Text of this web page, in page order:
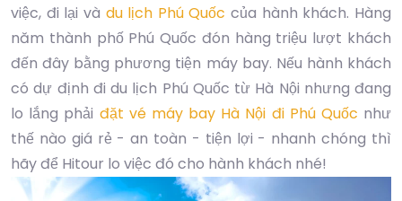
việc, đi lại và du lịch Phú Quốc của hành khách. Hàng
năm thành phố Phú Quốc đón hàng triệu lượt khách
đến đây bằng phương tiện máy bay. Nếu hành khách
có dự định đi du lịch Phú Quốc từ Hà Nội nhưng đang
lo lắng phải đặt vé máy bay Hà Nội đi Phú Quốc như
thế nào giá rẻ - an toàn - tiện lợi - nhanh chóng thì
hãy để Hitour lo việc đó cho hành khách nhé!